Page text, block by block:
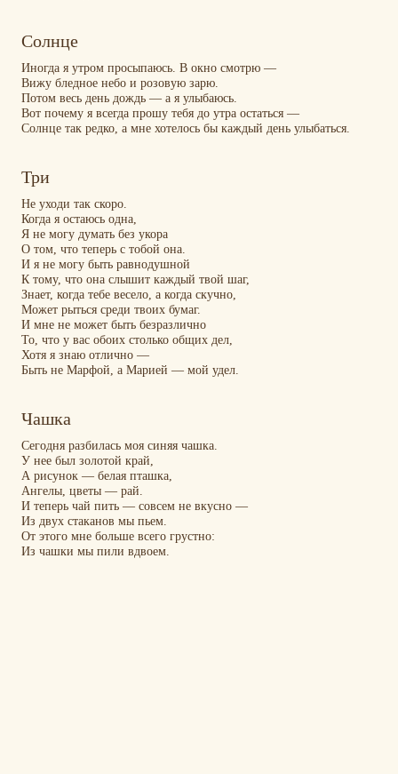
Солнце
Иногда я утром просыпаюсь. В окно смотрю —
Вижу бледное небо и розовую зарю.
Потом весь день дождь — а я улыбаюсь.
Вот почему я всегда прошу тебя до утра остаться —
Солнце так редко, а мне хотелось бы каждый день улыбаться.
Три
Не уходи так скоро.
Когда я остаюсь одна,
Я не могу думать без укора
О том, что теперь с тобой она.
И я не могу быть равнодушной
К тому, что она слышит каждый твой шаг,
Знает, когда тебе весело, а когда скучно,
Может рыться среди твоих бумаг.
И мне не может быть безразлично
То, что у вас обоих столько общих дел,
Хотя я знаю отлично —
Быть не Марфой, а Марией — мой удел.
Чашка
Сегодня разбилась моя синяя чашка.
У нее был золотой край,
А рисунок — белая пташка,
Ангелы, цветы — рай.
И теперь чай пить — совсем не вкусно —
Из двух стаканов мы пьем.
От этого мне больше всего грустно:
Из чашки мы пили вдвоем.